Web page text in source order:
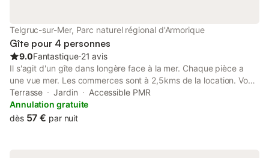
Telgruc-sur-Mer, Parc naturel régional d'Armorique
Gîte pour 4 personnes
9.0Fantastique⋅21 avis
Il s'agit d'un gîte dans longère face à la mer. Chaque pièce a
une vue mer. Les commerces sont à 2,5kms de la location. Vous
pouvez faire de nombreuses balades par les sentiers côtiers. -
chambre lit double, armoire, table de chevet. -Mezzanine lit
double (pour adolescents ou grands enfants) Lors de votre
Terrasse Jardin
Accessible PMR
Annulation gratuite
dès 57 € par nuit